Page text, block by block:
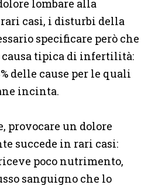
lombare alla
casi, i disturbi della
specificare però che
causa tipica di infertilità:
delle cause per le quali
incinta.
provocare un dolore
succede in rari casi:
poco nutrimento,
sanguigno che lo